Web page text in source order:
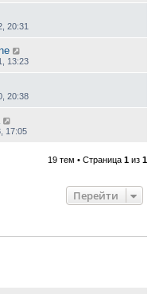
20:31
13:23
20:38
17:05
19 тем • Страница 1 из 1
Перейти